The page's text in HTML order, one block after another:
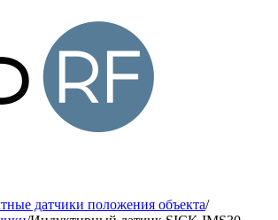
датчики положения объекта/